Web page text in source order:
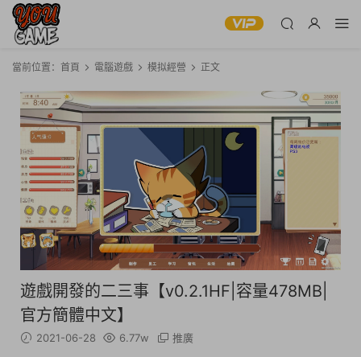
當前位置： 首頁 電腦遊戲 模拟經營 正文
遊戲開發的二三事【v0.2.1HF|容量478MB|
官方簡體中文】
2021-06-28 6.77w 推廣